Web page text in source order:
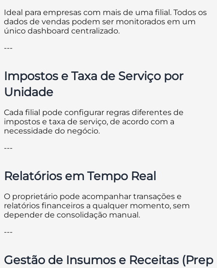
Ideal para empresas com mais de uma filial. Todos os
dados de vendas podem ser monitorados em um
único dashboard centralizado.
---
Impostos e Taxa de Serviço por
Unidade
Cada filial pode configurar regras diferentes de
impostos e taxa de serviço, de acordo com a
necessidade do negócio.
---
Relatórios em Tempo Real
O proprietário pode acompanhar transações e
relatórios financeiros a qualquer momento, sem
depender de consolidação manual.
---
Gestão de Insumos e Receitas (Prep